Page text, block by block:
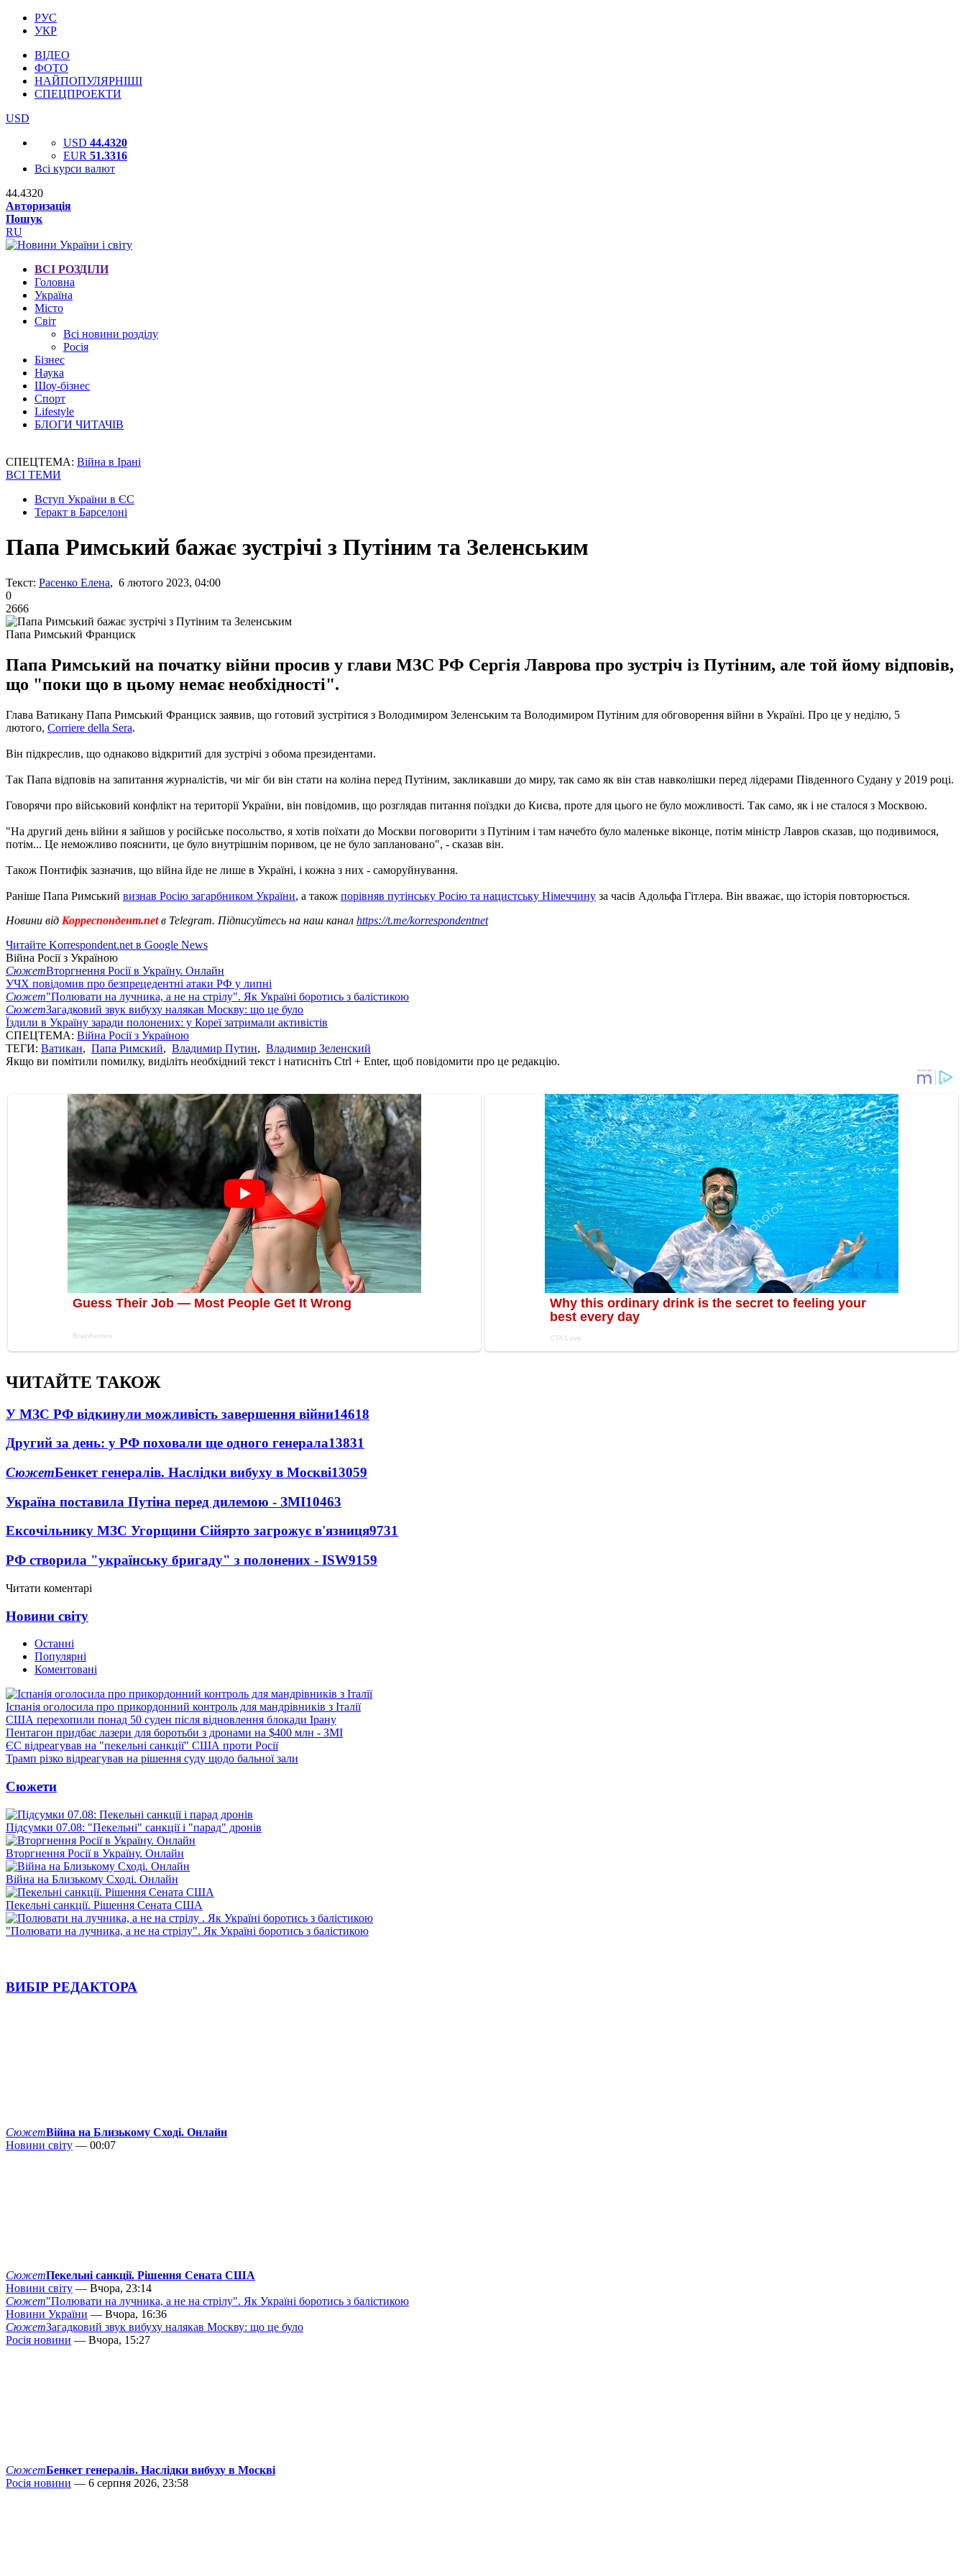
РУС
УКР
ВІДЕО
ФОТО
НАЙПОПУЛЯРНІШІ
СПЕЦПРОЕКТИ
USD
USD 44.4320
EUR 51.3316
Всі курси валют
44.4320
Авторизація
Пошук
RU
ВСІ РОЗДІЛИ
Головна
Україна
Місто
Світ
Всі новини розділу
Росія
Бізнес
Наука
Шоу-бізнес
Спорт
Lifestyle
БЛОГИ ЧИТАЧІВ
СПЕЦТЕМА: Війна в Ірані
ВСІ ТЕМИ
Вступ України в ЄС
Теракт в Барселоні
Папа Римський бажає зустрічі з Путіним та Зеленським
Текст: Расенко Елена, 6 лютого 2023, 04:00
0
2666
Папа Римський Франциск
Папа Римський на початку війни просив у глави МЗС РФ Сергія Лаврова про зустріч із Путіним, але той йому відповів,
що "поки що в цьому немає необхідності".
Глава Ватикану Папа Римський Франциск заявив, що готовий зустрітися з Володимиром Зеленським та Володимиром Путіним для обговорення війни в Україні. Про це у неділю, 5
лютого, Corriere della Sera.
Він підкреслив, що однаково відкритий для зустрічі з обома президентами.
Так Папа відповів на запитання журналістів, чи міг би він стати на коліна перед Путіним, закликавши до миру, так само як він став навколішки перед лідерами Південного Судану у 2019 році.
Говорячи про військовий конфлікт на території України, він повідомив, що розглядав питання поїздки до Києва, проте для цього не було можливості. Так само, як і не сталося з Москвою.
"На другий день війни я зайшов у російське посольство, я хотів поїхати до Москви поговорити з Путіним і там начебто було маленьке віконце, потім міністр Лавров сказав, що подивимося,
потім... Це неможливо пояснити, це було внутрішнім поривом, це не було заплановано", - сказав він.
Також Понтифік зазначив, що війна йде не лише в Україні, і кожна з них - саморуйнування.
Раніше Папа Римський визнав Росію загарбником України, а також порівняв путінську Росію та нацистську Німеччину за часів Адольфа Гітлера. Він вважає, що історія повторюється.
Новини від Корреспондент.netв Telegram. Підписуйтесь на наш канал https://t.me/korrespondentnet
Читайте Korrespondent.net в Google News
Війна Росії з Україною
СюжетВторгнення Росії в Україну. Онлайн
УЧХ повідомив про безпрецедентні атаки РФ у липні
Сюжет"Полювати на лучника, а не на стрілу". Як Україні боротись з балістикою
СюжетЗагадковий звук вибуху налякав Москву: що це було
Їздили в Україну заради полонених: у Кореї затримали активістів
СПЕЦТЕМА: Війна Росії з Україною
ТЕГИ: Ватикан, Папа Римский, Владимир Путин, Владимир Зеленский
Якщо ви помітили помилку, виділіть необхідний текст і натисніть Ctrl + Enter, щоб повідомити про це редакцію.
ЧИТАЙТЕ ТАКОЖ
У МЗС РФ відкинули можливість завершення війни14618
Другий за день: у РФ поховали ще одного генерала13831
СюжетБенкет генералів. Наслідки вибуху в Москві13059
Україна поставила Путіна перед дилемою - ЗМІ10463
Ексочільнику МЗС Угорщини Сійярто загрожує в'язниця9731
РФ створила "українську бригаду" з полонених - ISW9159
Читати коментарі
Новини світу
Останні
Популярні
Коментовані
Іспанія оголосила про прикордонний контроль для мандрівників з Італії
США перехопили понад 50 суден після відновлення блокади Ірану
Пентагон придбає лазери для боротьби з дронами на $400 млн - ЗМІ
ЄС відреагував на "пекельні санкції" США проти Росії
Трамп різко відреагував на рішення суду щодо бальної зали
Сюжети
Підсумки 07.08: "Пекельні" санкції і "парад" дронів
Вторгнення Росії в Україну. Онлайн
Війна на Близькому Сході. Онлайн
Пекельні санкції. Рішення Сената США
"Полювати на лучника, а не на стрілу". Як Україні боротись з балістикою
ВИБІР РЕДАКТОРА
СюжетВійна на Близькому Сході. Онлайн
Новини світу — 00:07
СюжетПекельні санкції. Рішення Сената США
Новини світу — Вчора, 23:14
Сюжет"Полювати на лучника, а не на стрілу". Як Україні боротись з балістикою
Новини України — Вчора, 16:36
СюжетЗагадковий звук вибуху налякав Москву: що це було
Росія новини — Вчора, 15:27
СюжетБенкет генералів. Наслідки вибуху в Москві
Росія новини — 6 серпня 2026, 23:58